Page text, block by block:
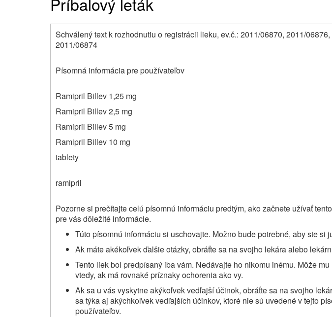
Schválený text k rozhodnutiu o registrácii lieku, ev.č.: 2011/06870, 2011/
2011/06874
Písomná informácia pre používateľov
Ramipril Billev 1,25 mg
Ramipril Billev 2,5 mg
Ramipril Billev 5 mg
Ramipril Billev 10 mg
tablety
ramipril
Pozorne si prečítajte celú písomnú informáciu predtým, ako začnete užívať
pre vás dôležité informácie.
Túto písomnú informáciu si uschovajte. Možno bude potrebné, aby ste si
Ak máte akékoľvek ďalšie otázky, obráťte sa na svojho lekára alebo
Tento liek bol predpísaný iba vám. Nedávajte ho nikomu inému. Môže
vtedy, ak má rovnaké príznaky ochorenia ako vy.
Ak sa u vás vyskytne akýkoľvek vedľajší účinok, obráťte sa na svojho
sa týka aj akýchkoľvek vedľajších účinkov, ktoré nie sú uvedené v tejto
používateľov.